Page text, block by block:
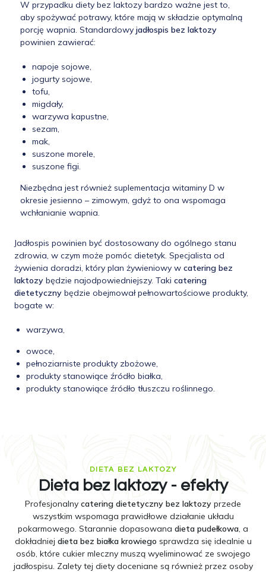
W przypadku diety bez laktozy bardzo ważne jest to,
aby spożywać potrawy, które mają w składzie optymalną
porcję wapnia. Standardowy jadłospis bez laktozy
powinien zawierać:
napoje sojowe,
jogurty sojowe,
tofu,
migdały,
warzywa kapustne,
sezam,
mak,
suszone morele,
suszone figi.
Niezbędna jest również suplementacja witaminy D w
okresie jesienno – zimowym, gdyż to ona wspomaga
wchłanianie wapnia.
Jadłospis powinien być dostosowany do ogólnego stanu
zdrowia, w czym może pomóc dietetyk. Specjalista od
żywienia doradzi, który plan żywieniowy w catering bez
laktozy będzie najodpowiedniejszy. Taki catering
dietetyczny będzie obejmował pełnowartościowe produkty,
bogate w:
warzywa,
owoce,
pełnoziarniste produkty zbożowe,
produkty stanowiące źródło białka,
produkty stanowiące źródło tłuszczu roślinnego.
DIETA BEZ LAKTOZY
Dieta bez laktozy - efekty
Profesjonalny catering dietetyczny bez laktozy przede
wszystkim wspomaga prawidłowe działanie układu
pokarmowego. Starannie dopasowana dieta pudełkowa, a
dokładniej dieta bez białka krowiego sprawdza się idealnie u
osób, które cukier mleczny muszą wyeliminować ze swojego
jadłospisu. Zalety tej diety doceniane są również przez osoby